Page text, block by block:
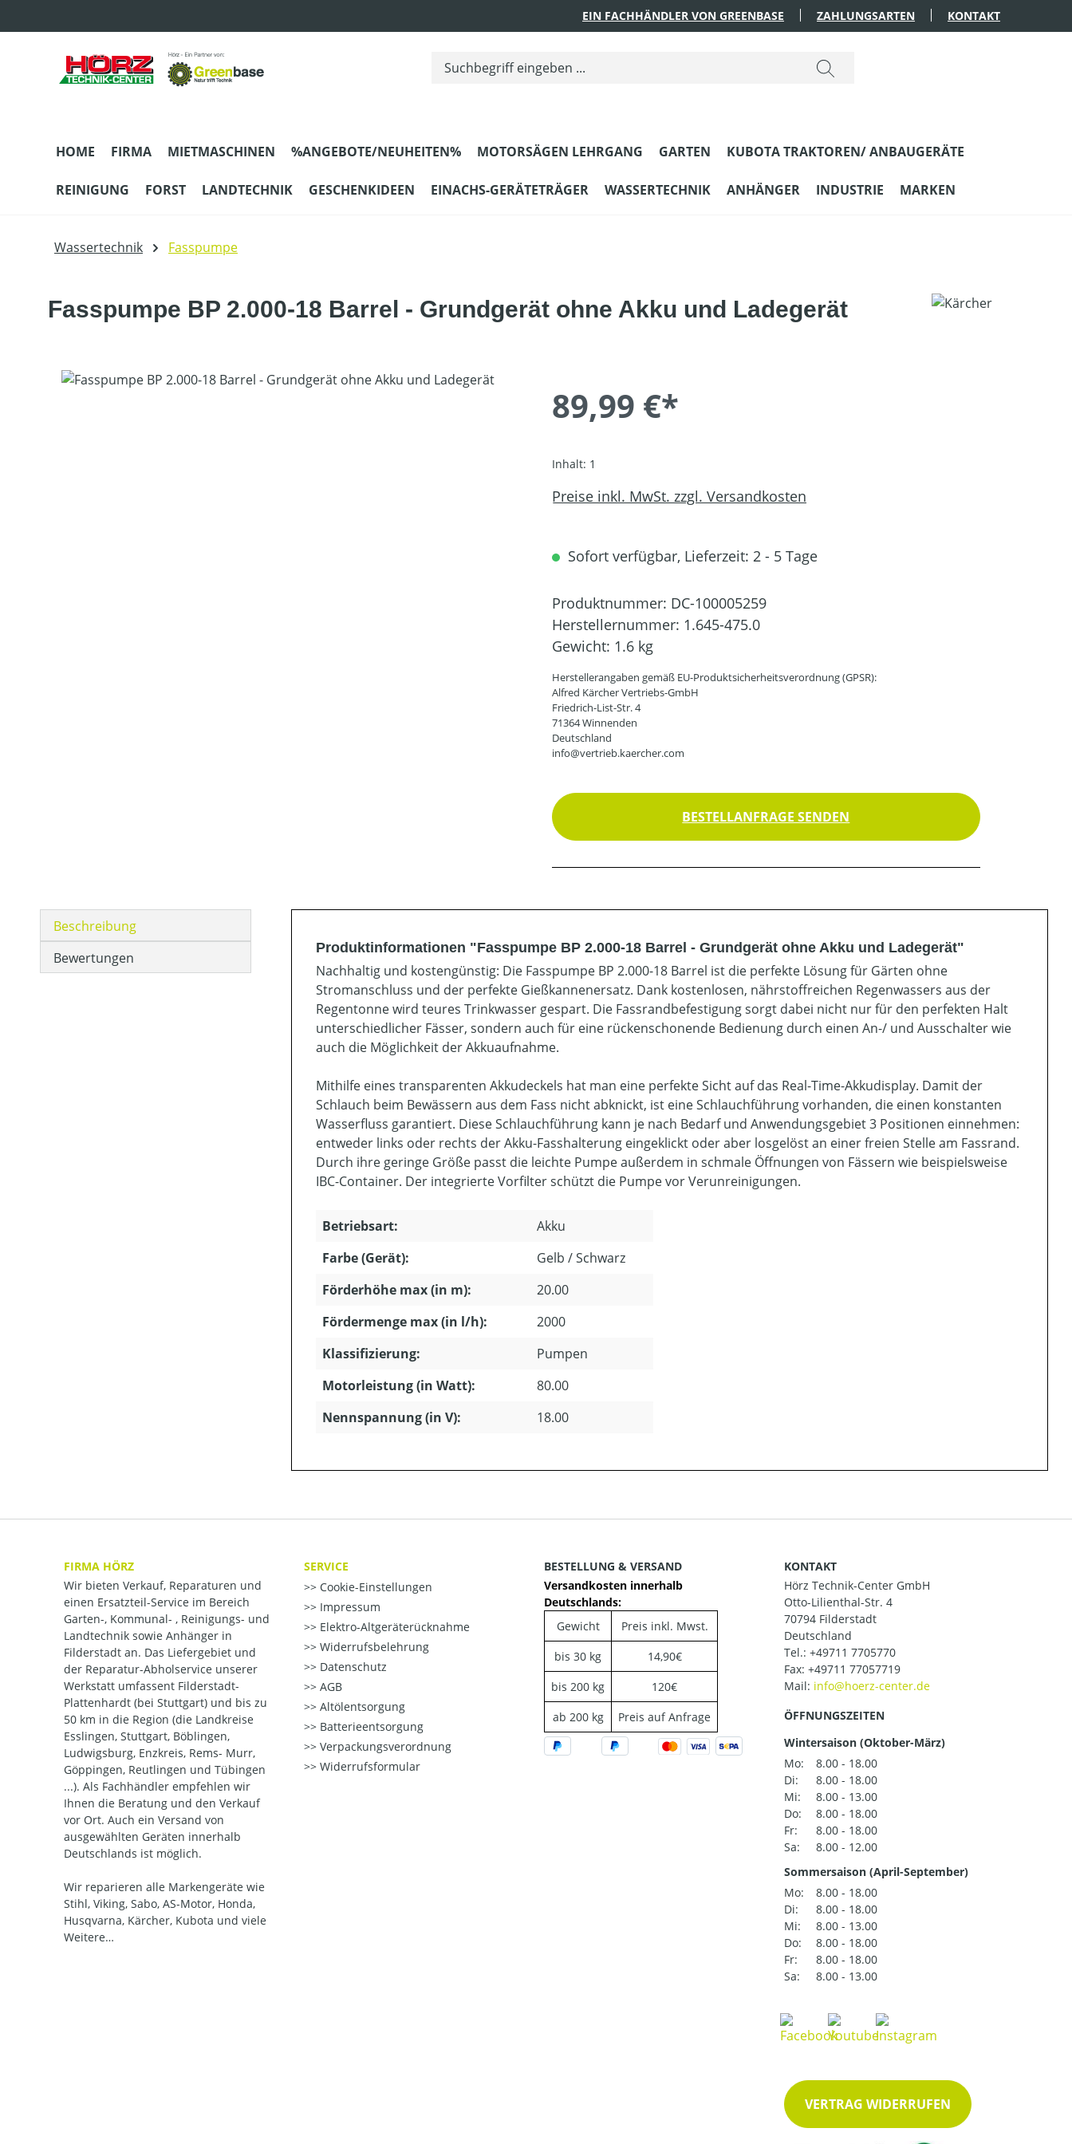
EIN FACHHÄNDLER VON GREENBASE ZAHLUNGSARTEN KONTAKT
HOME FIRMA MIETMASCHINEN %ANGEBOTE/NEUHEITEN% MOTORSÄGEN LEHRGANG GARTEN KUBOTA TRAKTOREN/ ANBAUGERÄTE
REINIGUNG FORST LANDTECHNIK GESCHENKIDEEN EINACHS-GERÄTETRÄGER WASSERTECHNIK ANHÄNGER INDUSTRIE MARKEN
Wassertechnik Fasspumpe
Fasspumpe BP 2.000-18 Barrel - Grundgerät ohne Akku und Ladegerät
Bildergalerie überspringen
89,99 €*
Inhalt: 1
Preise inkl. MwSt. zzgl. Versandkosten
Sofort verfügbar, Lieferzeit: 2 - 5 Tage
Produktnummer: DC-100005259
Herstellernummer: 1.645-475.0
Gewicht: 1.6 kg
Herstellerangaben gemäß EU-Produktsicherheitsverordnung (GPSR):
Alfred Kärcher Vertriebs-GmbH
Friedrich-List-Str. 4
71364 Winnenden
Deutschland
info@vertrieb.kaercher.com
BESTELLANFRAGE SENDEN
Beschreibung
Bewertungen
Produktinformationen "Fasspumpe BP 2.000-18 Barrel - Grundgerät ohne Akku und Ladegerät"
Nachhaltig und kostengünstig: Die Fasspumpe BP 2.000-18 Barrel ist die perfekte Lösung für Gärten ohne
Stromanschluss und der perfekte Gießkannenersatz. Dank kostenlosen, nährstoffreichen Regenwassers aus der
Regentonne wird teures Trinkwasser gespart. Die Fassrandbefestigung sorgt dabei nicht nur für den perfekten Halt
unterschiedlicher Fässer, sondern auch für eine rückenschonende Bedienung durch einen An-/ und Ausschalter wie
auch die Möglichkeit der Akkuaufnahme.
Mithilfe eines transparenten Akkudeckels hat man eine perfekte Sicht auf das Real-Time-Akkudisplay. Damit der
Schlauch beim Bewässern aus dem Fass nicht abknickt, ist eine Schlauchführung vorhanden, die einen konstanten
Wasserfluss garantiert. Diese Schlauchführung kann je nach Bedarf und Anwendungsgebiet 3 Positionen einnehmen:
entweder links oder rechts der Akku-Fasshalterung eingeklickt oder aber losgelöst an einer freien Stelle am Fassrand.
Durch ihre geringe Größe passt die leichte Pumpe außerdem in schmale Öffnungen von Fässern wie beispielsweise
IBC-Container. Der integrierte Vorfilter schützt die Pumpe vor Verunreinigungen.
Betriebsart:
Akku
Farbe (Gerät):
Gelb / Schwarz
Förderhöhe max (in m):
20.00
Fördermenge max (in l/h):
2000
Klassifizierung:
Pumpen
Motorleistung (in Watt):
80.00
Nennspannung (in V):
18.00
FIRMA HÖRZ
Wir bieten Verkauf, Reparaturen und
einen Ersatzteil-Service im Bereich
Garten-, Kommunal- , Reinigungs- und
Landtechnik sowie Anhänger in
Filderstadt an. Das Liefergebiet und
der Reparatur-Abholservice unserer
Werkstatt umfassent Filderstadt-
Plattenhardt (bei Stuttgart) und bis zu
50 km in die Region (die Landkreise
Esslingen, Stuttgart, Böblingen,
Ludwigsburg, Enzkreis, Rems- Murr,
Göppingen, Reutlingen und Tübingen
...). Als Fachhändler empfehlen wir
Ihnen die Beratung und den Verkauf
vor Ort. Auch ein Versand von
ausgewählten Geräten innerhalb
Deutschlands ist möglich.
Wir reparieren alle Markengeräte wie
Stihl, Viking, Sabo, AS-Motor, Honda,
Husqvarna, Kärcher, Kubota und viele
Weitere…
SERVICE
Cookie-Einstellungen
Impressum
Elektro-Altgeräterücknahme
Widerrufsbelehrung
Datenschutz
AGB
Altölentsorgung
Batterieentsorgung
Verpackungsverordnung
Widerrufsformular
BESTELLUNG & VERSAND
Versandkosten innerhalb
Deutschlands:
Gewicht
Preis inkl. Mwst.
bis 30 kg
14,90€
bis 200 kg
120€
ab 200 kg
Preis auf Anfrage
KONTAKT
Hörz Technik-Center GmbH
Otto-Lilienthal-Str. 4
70794 Filderstadt
Deutschland
Tel.: +49711 7705770
Fax: +49711 77057719
Mail:
ÖFFNUNGSZEITEN
Wintersaison (Oktober-März)
Mo:
8.00 - 18.00
Di:
8.00 - 18.00
Mi:
8.00 - 13.00
Do:
8.00 - 18.00
Fr:
8.00 - 18.00
Sa:
8.00 - 12.00
Sommersaison (April-September)
Mo:
8.00 - 18.00
Di:
8.00 - 18.00
Mi:
8.00 - 13.00
Do:
8.00 - 18.00
Fr:
8.00 - 18.00
Sa:
8.00 - 13.00
VERTRAG WIDERRUFEN